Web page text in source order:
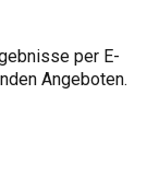
per E-
Angeboten.